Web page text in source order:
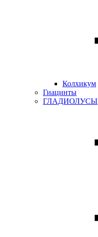
Колхикум
Гиацинты
ГЛАДИОЛУСЫ